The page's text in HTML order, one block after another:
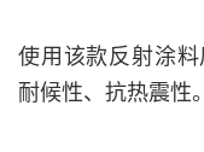
使用该款反射涂
耐候性、抗热震性。